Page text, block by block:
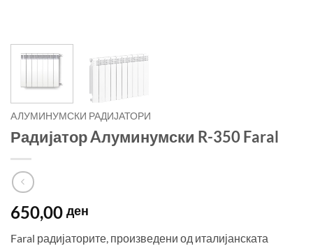
AЛУМИНУМСКИ РАДИЈАТОРИ
Радијатор Aлуминумски R-350 Faral
650,00 ден
Faral радијаторите, произведени од италијанската